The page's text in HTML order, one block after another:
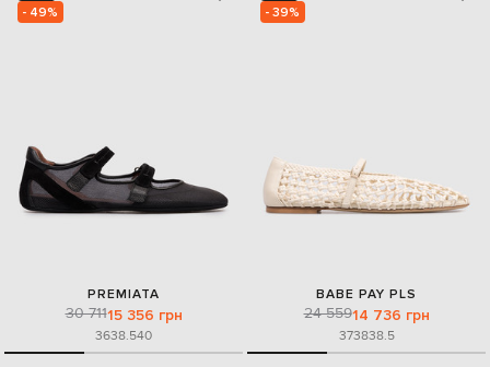
- 49%
PREMIATA
30 71115 356 грн
3638.540
- 39%
BABE PAY PLS
24 55914 736 грн
373838.5